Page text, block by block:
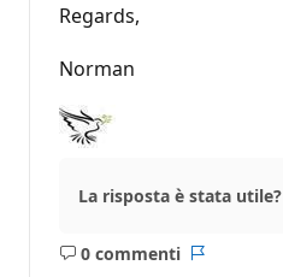
Regards,
Norman
La risposta è stata utile?
0 commenti
Nessun